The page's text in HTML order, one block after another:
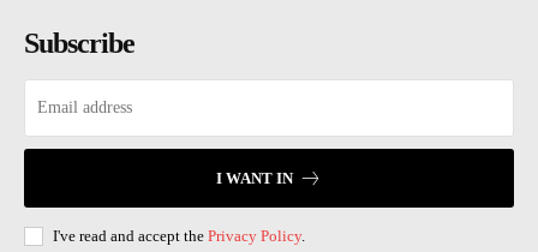
Subscribe
I WANT IN
I've read and accept the Privacy Policy.